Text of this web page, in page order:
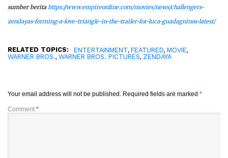
sumber berita https://www.empireonline.com/movies/news/challengers-
zendayas-forming-a-love-triangle-in-the-trailer-for-luca-guadagninos-latest/
RELATED TOPICS: ENTERTAINMENT, FEATURED, MOVIE,
WARNER BROS., WARNER BROS. PICTURES, ZENDAYA
Your email address will not be published. Required fields are marked *
Comment *